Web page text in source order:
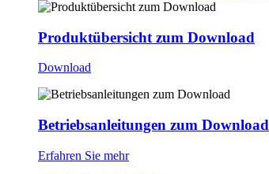
Produktübersicht zum Download
Download
Betriebsanleitungen zum Download
Erfahren Sie mehr